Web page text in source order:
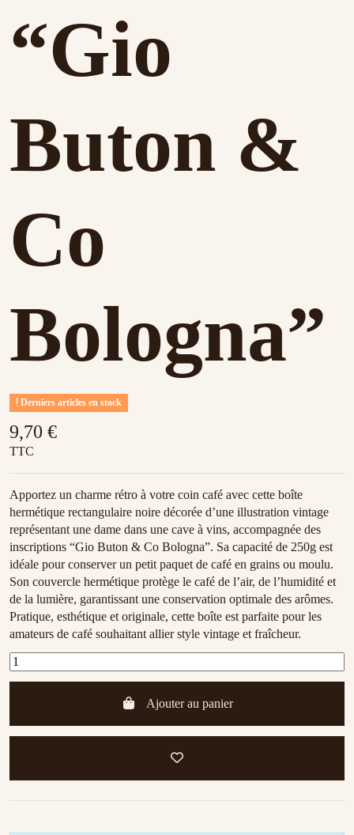
“Gio
Buton &
Co
Bologna”
Derniers articles en stock
9,70 €
TTC
Apportez un charme rétro à votre coin café avec cette boîte
hermétique rectangulaire noire décorée d’une illustration vintage
représentant une dame dans une cave à vins, accompagnée des
inscriptions “Gio Buton & Co Bologna”. Sa capacité de 250g est
idéale pour conserver un petit paquet de café en grains ou moulu.
Son couvercle hermétique protège le café de l’air, de l’humidité et
de la lumière, garantissant une conservation optimale des arômes.
Pratique, esthétique et originale, cette boîte est parfaite pour les
amateurs de café souhaitant allier style vintage et fraîcheur.
Ajouter au panier